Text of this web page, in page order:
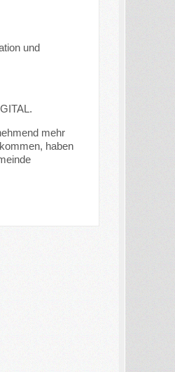
und
mehr
haben